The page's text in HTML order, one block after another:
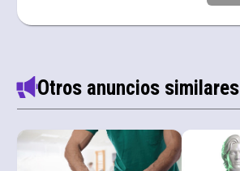
Otros anuncios similares